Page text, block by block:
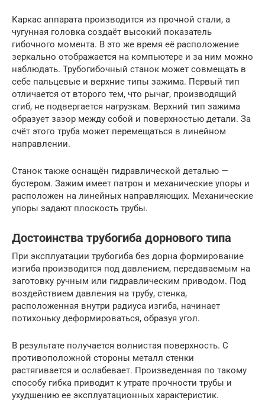
Каркас аппарата производится из прочной стали, а
чугунная головка создаёт высокий показатель
гибочного момента. В это же время её расположение
зеркально отображается на компьютере и за ним можно
наблюдать. Трубогибочный станок может совмещать в
себе пальцевые и верхние типы зажима. Первый тип
отличается от второго тем, что рычаг, производящий
сгиб, не подвергается нагрузкам. Верхний тип зажима
образует зазор между собой и поверхностью детали. За
счёт этого труба может перемещаться в линейном
направлении.
Станок также оснащён гидравлической деталью —
бустером. Зажим имеет патрон и механические упоры и
расположен на линейных направляющих. Механические
упоры задают плоскость трубы.
Достоинства трубогиба дорнового типа
При эксплуатации трубогиба без дорна формирование
изгиба производится под давлением, передаваемым на
заготовку ручным или гидравлическим приводом. Под
воздействием давления на трубу, стенка,
расположенная внутри радиуса изгиба, начинает
потихоньку деформироваться, образуя угол.
В результате получается волнистая поверхность. С
противоположной стороны металл стенки
растягивается и ослабевает. Произведенная по такому
способу гибка приводит к утрате прочности трубы и
ухудшению ее эксплуатационных характеристик.